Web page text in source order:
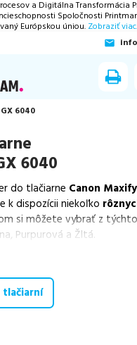
a Digitálna Transformácia
Spoločnosti
Európskou úniou. Zobraziť viac.
GX 6040
6040
do tlačiarne Canon
k dispozícii niekoľko
si môžete vybrať z
Purpurová a Žltá.
náplní
spĺňajúca normy ISO
tlačiarní